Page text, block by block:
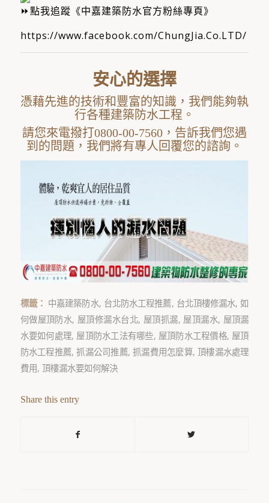
點我追蹤《中嘉建築防水官方粉絲專頁》
https://www.facebook.com/ChungJia.Co.LTD/
安心的選擇
憑藉先進的技術和豐富的知識，我們能夠執
行各種建築防水工程。
請您來電撥打0800-00-7560，告訴我們您遇
到的問題，我們將有專人回覆您的諮詢。
標籤： 中嘉建築防水, 台北防水工程推薦, 台北頂樓修漏水,如
何做屋頂防水, 屋頂修漏水台北, 屋頂抓漏, 屋頂漏水, 屋頂漏
水要如何處理, 屋頂防水工法有哪些, 屋頂防水工程價格, 屋頂
防水工程推薦,抓漏公司推薦,抓漏費用怎麼算,頂樓漏水處理
費用, 頂樓漏水要如何解決
Share this entry